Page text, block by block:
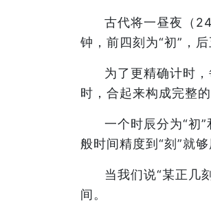
古代将一昼夜（
钟，前四刻为“初”，后
为了更精确计时
时，合起来构成完整的
一个时辰分为“初
般时间精度到“刻”就够
当我们说“某正几
间。